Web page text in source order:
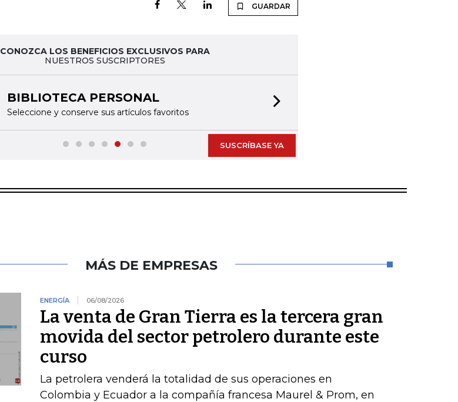
GUARDAR
CONOZCA LOS BENEFICIOS EXCLUSIVOS PARA
NUESTROS SUSCRIPTORES
BIBLIOTECA PERSONAL
Seleccione y conserve sus artículos favoritos
SUSCRÍBASE YA
MÁS DE EMPRESAS
ENERGÍA 06/08/2026
La venta de Gran Tierra es la tercera gran
movida del sector petrolero durante este
curso
La petrolera venderá la totalidad de sus operaciones en
Colombia y Ecuador a la compañía francesa Maurel & Prom, en